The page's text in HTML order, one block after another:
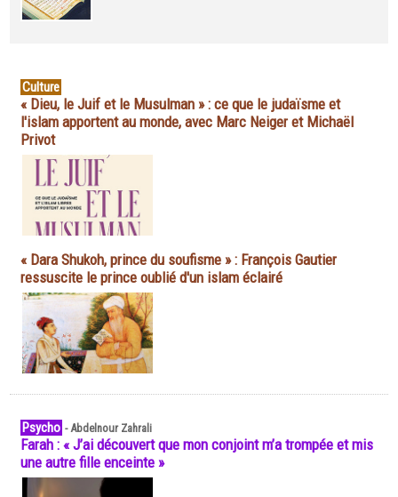
Culture
« Dieu, le Juif et le Musulman » : ce que le judaïsme et
l'islam apportent au monde, avec Marc Neiger et Michaël
Privot
« Dara Shukoh, prince du soufisme » : François Gautier
ressuscite le prince oublié d'un islam éclairé
Psycho -Abdelnour Zahrali
Farah : « J’ai découvert que mon conjoint m’a trompée et mis
une autre fille enceinte »